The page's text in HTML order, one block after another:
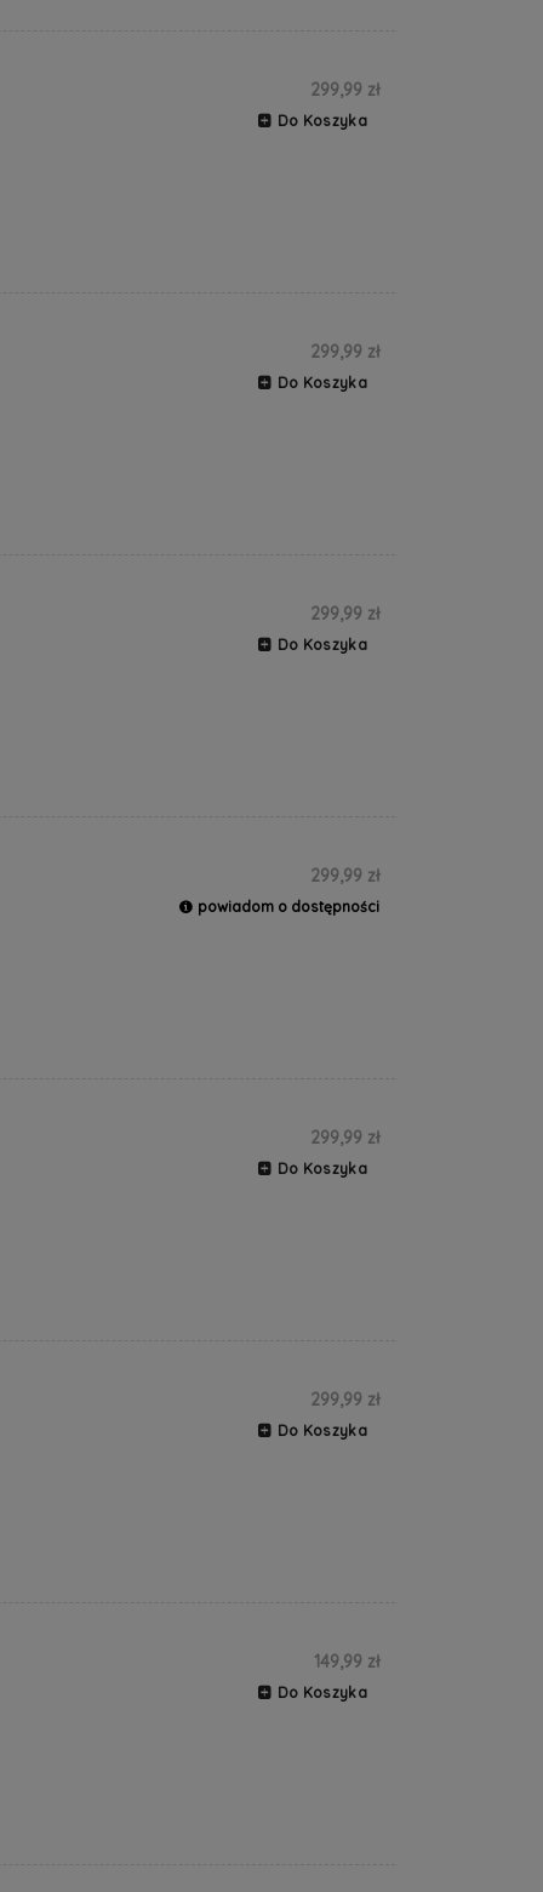
299,99 zł
Do Koszyka
299,99 zł
Do Koszyka
299,99 zł
Do Koszyka
299,99 zł
powiadom o dostępności
299,99 zł
Do Koszyka
299,99 zł
Do Koszyka
149,99 zł
Do Koszyka